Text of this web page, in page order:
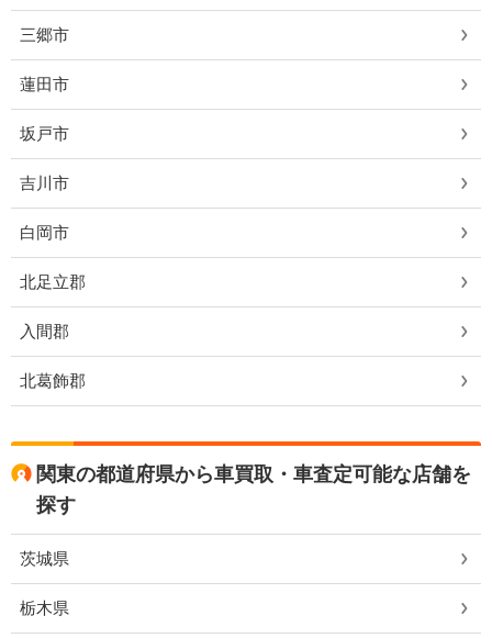
三郷市
蓮田市
坂戸市
吉川市
白岡市
北足立郡
入間郡
北葛飾郡
関東の都道府県から車買取・車査定可能な店舗を
探す
茨城県
栃木県